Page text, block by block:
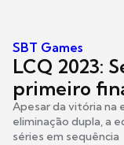
SBT Games
LCQ 2023:
primeiro
Apesar da vitória na
eliminação dupla, a
séries em sequência